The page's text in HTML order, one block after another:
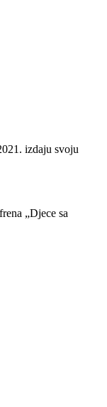
izdaju svoju
„Djece sa